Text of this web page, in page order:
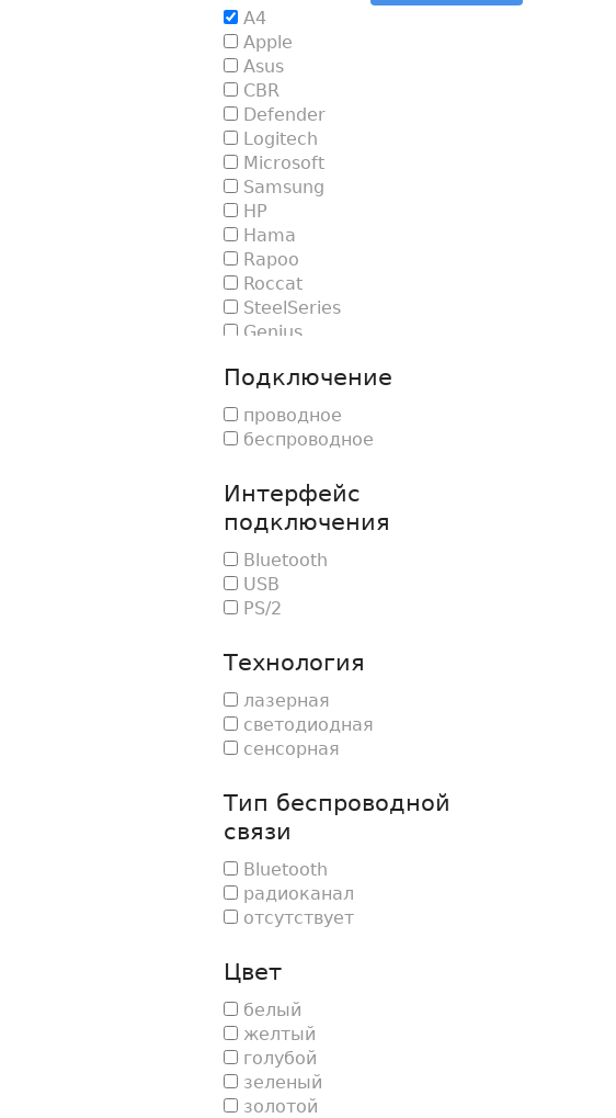
A4
Apple
Asus
CBR
Defender
Logitech
Microsoft
Samsung
HP
Hama
Rapoo
Roccat
SteelSeries
Genius
Подключение
проводное
беспроводное
Интерфейс
подключения
Bluetooth
USB
PS/2
Технология
лазерная
светодиодная
сенсорная
Тип беспроводной
связи
Bluetooth
радиоканал
отсутствует
Цвет
белый
желтый
голубой
зеленый
золотой